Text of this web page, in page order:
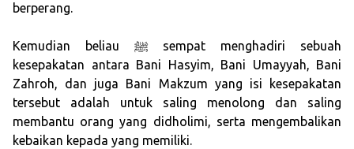
berperang.
Kemudian beliau ﷺ sempat menghadiri sebuah
kesepakatan antara Bani Hasyim, Bani Umayyah, Bani
Zahroh, dan juga Bani Makzum yang isi kesepakatan
tersebut adalah untuk saling menolong dan saling
membantu orang yang didholimi, serta mengembalikan
kebaikan kepada yang memiliki.